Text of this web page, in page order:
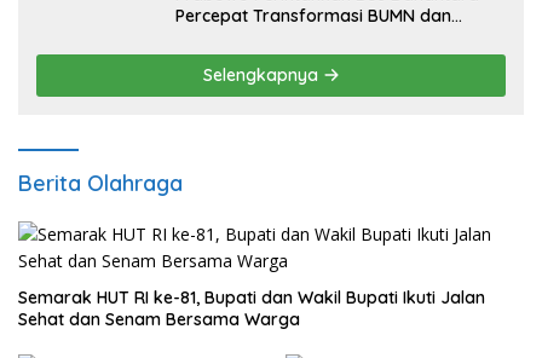
Percepat Transformasi BUMN dan
Selengkapnya
Berita Olahraga
Semarak HUT RI ke-81, Bupati dan Wakil Bupati Ikuti Jalan
Sehat dan Senam Bersama Warga